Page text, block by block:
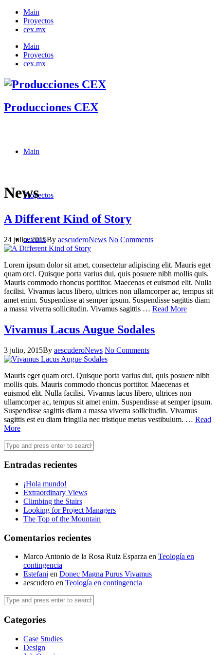
Main
Proyectos
cex.mx
Main
Proyectos
cex.mx
Producciones CEX
Main
Proyectos
cex.mx
News
A Different Kind of Story
24 julio, 2015By aescuderoNews No Comments
Lorem ipsum dolor sit amet, consectetur adipiscing elit. Mauris eget
quam orci. Quisque porta varius dui, quis posuere nibh mollis quis.
Mauris commodo rhoncus porttitor. Maecenas et euismod elit. Nulla
facilisi. Vivamus lacus libero, ultrices non ullamcorper ac, tempus sit
amet enim. Suspendisse at semper ipsum. Suspendisse sagittis diam
a massa viverra sollicitudin. Vivamus sagittis … Read More
Vivamus Lacus Augue Sodales
3 julio, 2015By aescuderoNews No Comments
Mauris eget quam orci. Quisque porta varius dui, quis posuere nibh
mollis quis. Mauris commodo rhoncus porttitor. Maecenas et
euismod elit. Nulla facilisi. Vivamus lacus libero, ultrices non
ullamcorper ac, tempus sit amet enim. Suspendisse at semper ipsum.
Suspendisse sagittis diam a massa viverra sollicitudin. Vivamus
sagittis est eu diam fringilla nec tristique metus vestibulum. … Read
More
Entradas recientes
¡Hola mundo!
Extraordinary Views
Climbing the Stairs
Looking for Project Managers
The Top of the Mountain
Comentarios recientes
Marco Antonio de la Rosa Ruiz Esparza en Teología en
contingencia
Estefani en Donec Magna Purus Vivamus
aescudero en Teología en contingencia
Categories
Case Studies
Design